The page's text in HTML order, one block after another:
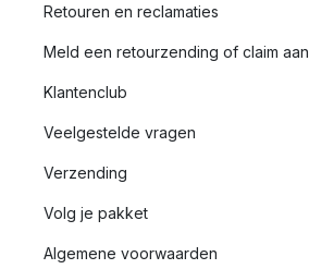
Retouren en reclamaties
Meld een retourzending of claim aan
Klantenclub
Veelgestelde vragen
Verzending
Volg je pakket
Algemene voorwaarden